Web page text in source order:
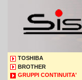
TOSHIBA
BROTHER
GRUPPI CONTINUITA'